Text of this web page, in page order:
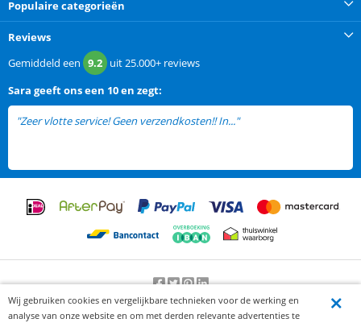
Populaire categorieën
Reviews
Gemiddeld een 9.2 uit25.000+ reviews
Sara geeft ons een 10 en zegt:
"Zeer vlotte service! Geen verzendkosten!! In..."
Beoordeling door klanten:9.2/10-25000beoordelingen
Wij gebruiken cookies en vergelijkbare technieken voor de werking en
analyse van onze website en om met derden relevante advertenties te